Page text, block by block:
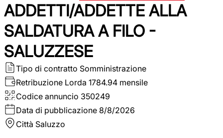
ADDETTI/ADDETTE ALLA
SALDATURA A FILO -
SALUZZESE
Tipo di contratto Somministrazione
Retribuzione Lorda 1784.94 mensile
Codice annuncio 350249
Data di pubblicazione 8/8/2026
Città Saluzzo